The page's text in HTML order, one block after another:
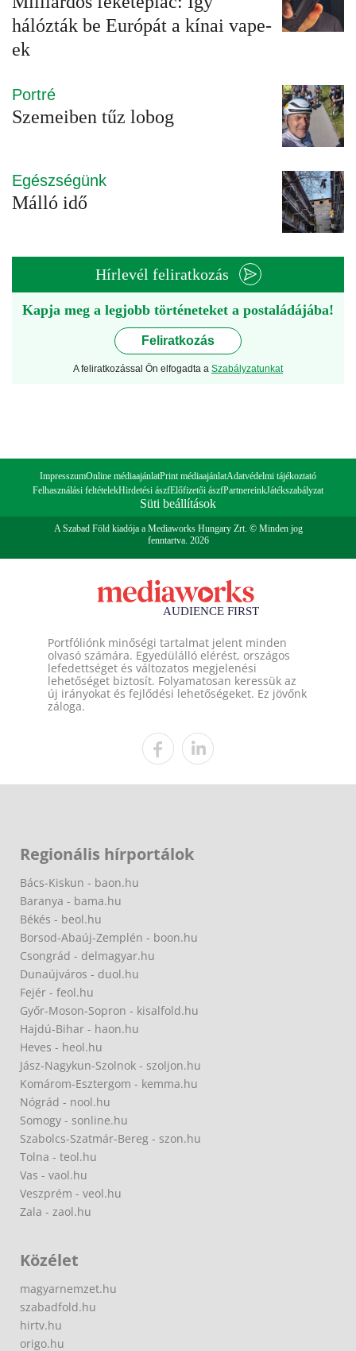
hálózták be Európát a kínai vape-
ek
Portré
Szemeiben tűz lobog
Egészségünk
Málló idő
Hírlevél feliratkozás
Kapja meg a legjobb történeteket a postaládájába!
Feliratkozás
A feliratkozással Ön elfogadta a Szabályzatunkat
ImpresszumOnline médiaajánlatPrint médiaajánlatAdatvédelmi tájékoztató
Felhasználási feltételekHirdetési ászfElőfizetői ászfPartnereinkJátékszabályzat
Süti beállítások
A Szabad Föld kiadója a Mediaworks Hungary Zrt. © Minden jog
fenntartva. 2026
Portfóliónk minőségi tartalmat jelent minden
olvasó számára. Egyedülálló elérést, országos
lefedettséget és változatos megjelenési
lehetőséget biztosít. Folyamatosan keressük az
új irányokat és fejlődési lehetőségeket. Ez jövőnk
záloga.
Regionális hírportálok
Bács-Kiskun - baon.hu
Baranya - bama.hu
Békés - beol.hu
Borsod-Abaúj-Zemplén - boon.hu
Csongrád - delmagyar.hu
Dunaújváros - duol.hu
Fejér - feol.hu
Győr-Moson-Sopron - kisalfold.hu
Hajdú-Bihar - haon.hu
Heves - heol.hu
Jász-Nagykun-Szolnok - szoljon.hu
Komárom-Esztergom - kemma.hu
Nógrád - nool.hu
Somogy - sonline.hu
Szabolcs-Szatmár-Bereg - szon.hu
Tolna - teol.hu
Vas - vaol.hu
Veszprém - veol.hu
Zala - zaol.hu
Közélet
magyarnemzet.hu
szabadfold.hu
hirtv.hu
origo.hu